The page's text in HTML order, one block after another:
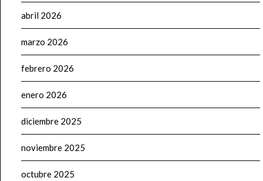
abril 2026
marzo 2026
febrero 2026
enero 2026
diciembre 2025
noviembre 2025
octubre 2025